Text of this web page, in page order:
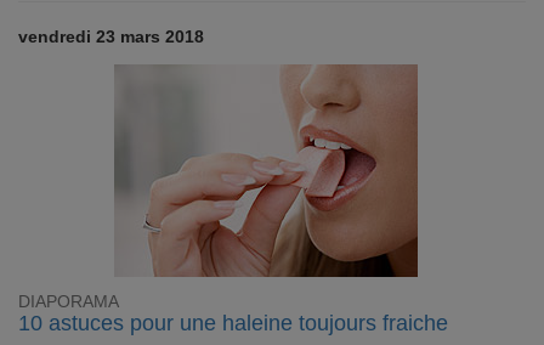
vendredi 23 mars 2018
DIAPORAMA
10 astuces pour une haleine toujours fraiche